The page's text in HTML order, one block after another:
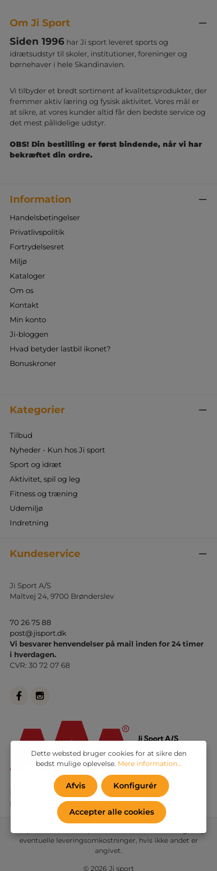
Om Ji Sport
Siden 1996 har Ji sport leveret sports og
idrætsudstyr til skoler, institutioner, foreninger og
børnehaver i hele Skandinavien.
Vi tilbyder et bredt sortiment af kvalitetsprodukter, der
fremmer aktiv læring og fysisk aktivitet. Vores mål er
at sikre, at vores kunder altid får den bedste service og
det mest pålidelige udstyr.
OBS! Din bestilling er først bindende, når vi har
bekræftet din ordre.
Information
Handelsbetingelser
Privatlivspolitik
Fortrydelsesret
Miljø
Kataloger
Om os
Kontakt
Min konto
Ji-bloggen
Hvad betyder lastbil ikonet?
Bonuskroner
Kategorier
Tilbud
Nyheder - Kun hos Ji sport
Sport og idræt
Aktivitet, spil og leg
Fitness og træning
Udemiljø
Indretning
Kundeservice
Ji Sport A/S
Maltvej 24, 9700 Brønderslev
70 26 75 88
post@jisport.dk
Vi besvarer henvendelser på mail inden for 24 timer
i hverdagen.
CVR: 30 72 07 68
Eller via vores kontaktformular
. Vi besvarer alle
henvendelser indenfor 24 timer i hverdagen
© 2026 Ji sport
eventuelle leveringsomkostninger, hvis ikke andet er
angivet.
Dette websted bruger cookies for at sikre den
bedst mulige oplevelse. Mere information...
Afvis Konfigurér
Accepter alle cookies